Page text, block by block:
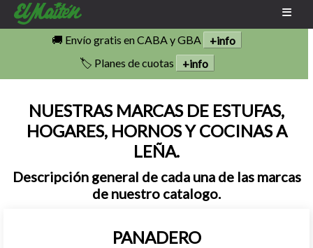
🚚 Envío gratis en CABA y GBA
+info
🏷️ Planes de cuotas
+info
NUESTRAS MARCAS DE ESTUFAS,
HOGARES, HORNOS Y COCINAS A
LEÑA.
Descripción general de cada una de las marcas
de nuestro catalogo.
PANADERO